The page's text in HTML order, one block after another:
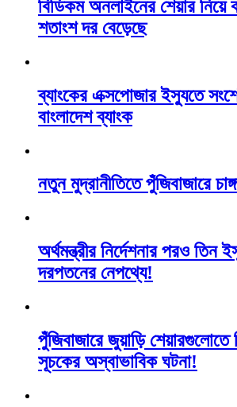
বিডিকম অনলাইনের শেয়ার নিয়ে
শতাংশ দর বেড়েছে
ব্যাংকের এক্সপোজার ইস্যুতে
বাংলাদেশ ব্যাংক
নতুন মুদ্রানীতিতে পুঁজিবাজারে
অর্থমন্ত্রীর নির্দেশনার পরও তিন
দরপতনের নেপথ্যে!
পুঁজিবাজারে জুয়াড়ি
সূচকের অস্বাভাবিক ঘটনা!